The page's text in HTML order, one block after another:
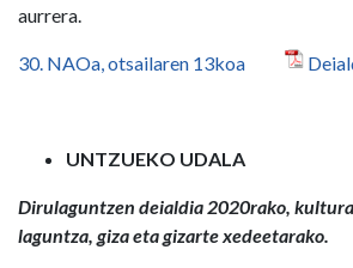
aurrera.
30. NAOa, otsailaren 13koa
UNTZUEKO UDALA
Dirulaguntzen deialdia 2020rako,
laguntza, giza eta gizarte xedeetarako.